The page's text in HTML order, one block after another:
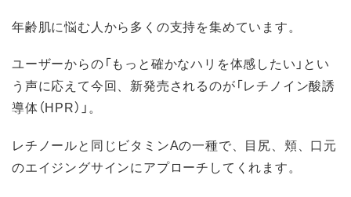
年齢肌に悩む人から多くの支持を集めています。
ユーザーからの「もっと確かなハリを体感したい」とい
う声に応えて今回、新発売されるのが「レチノイン酸誘
導体（HPR）」。
レチノールと同じビタミンAの一種で、目尻、頬、口元
のエイジングサインにアプローチしてくれます。